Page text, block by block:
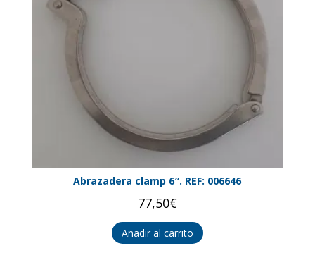
Abrazadera clamp 6″. REF: 006646
77,50€
Añadir al carrito